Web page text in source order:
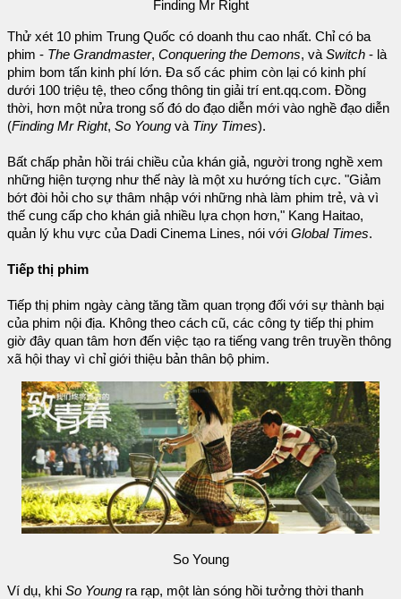
Finding Mr Right
Thử xét 10 phim Trung Quốc có doanh thu cao nhất. Chỉ có ba
phim - The Grandmaster, Conquering the Demons, và Switch - là
phim bom tấn kinh phí lớn. Đa số các phim còn lại có kinh phí
dưới 100 triệu tệ, theo cổng thông tin giải trí ent.qq.com. Đồng
thời, hơn một nửa trong số đó do đạo diễn mới vào nghề đạo diễn
(Finding Mr Right, So Young và Tiny Times).
Bất chấp phản hồi trái chiều của khán giả, người trong nghề xem
những hiện tượng như thế này là một xu hướng tích cực. "Giảm
bớt đòi hỏi cho sự thâm nhập với những nhà làm phim trẻ, và vì
thế cung cấp cho khán giả nhiều lựa chọn hơn," Kang Haitao,
quản lý khu vực của Dadi Cinema Lines, nói với Global Times.
Tiếp thị phim
Tiếp thị phim ngày càng tăng tầm quan trọng đối với sự thành bại
của phim nội địa. Không theo cách cũ, các công ty tiếp thị phim
giờ đây quan tâm hơn đến việc tạo ra tiếng vang trên truyền thông
xã hội thay vì chỉ giới thiệu bản thân bộ phim.
So Young
Ví dụ, khi So Young ra rạp, một làn sóng hồi tưởng thời thanh